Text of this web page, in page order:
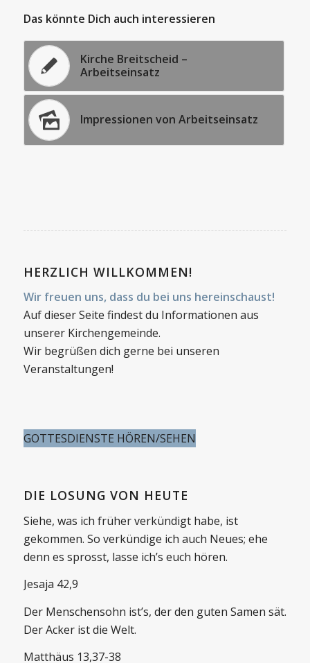
Das könnte Dich auch interessieren
Kirche Breitscheid –
Arbeitseinsatz
Impressionen von Arbeitseinsatz
HERZLICH WILLKOMMEN!
Wir freuen uns, dass du bei uns hereinschaust!
Auf dieser Seite findest du Informationen aus
unserer Kirchengemeinde.
Wir begrüßen dich gerne bei unseren
Veranstaltungen!
GOTTESDIENSTE HÖREN/SEHEN
DIE LOSUNG VON HEUTE
Siehe, was ich früher verkündigt habe, ist
gekommen. So verkündige ich auch Neues; ehe
denn es sprosst, lasse ich’s euch hören.
Jesaja 42,9
Der Menschensohn ist’s, der den guten Samen sät.
Der Acker ist die Welt.
Matthäus 13,37-38